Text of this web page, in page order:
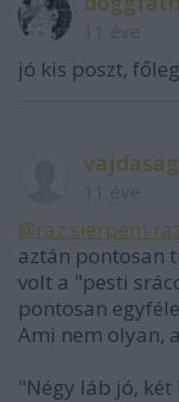
jó kis poszt,
@raz sierpem
aztán pontosan
volt a "pesti
pontosan
Ami nem olyan,
"Négy láb jó,